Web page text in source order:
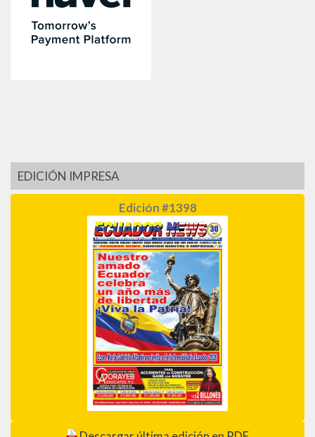
EDICIÓN IMPRESA
Edición #1398